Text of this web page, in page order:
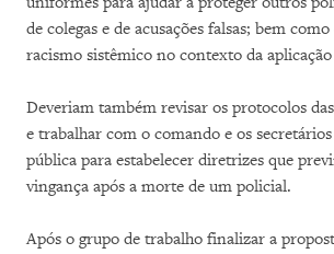
de colegas e de acusações falsas; bem
racismo sistêmico no contexto da
Deveriam também revisar os protocolos
e trabalhar com o comando e os
pública para estabelecer diretrizes que
vingança após a morte de um policial.
Após o grupo de trabalho finalizar a